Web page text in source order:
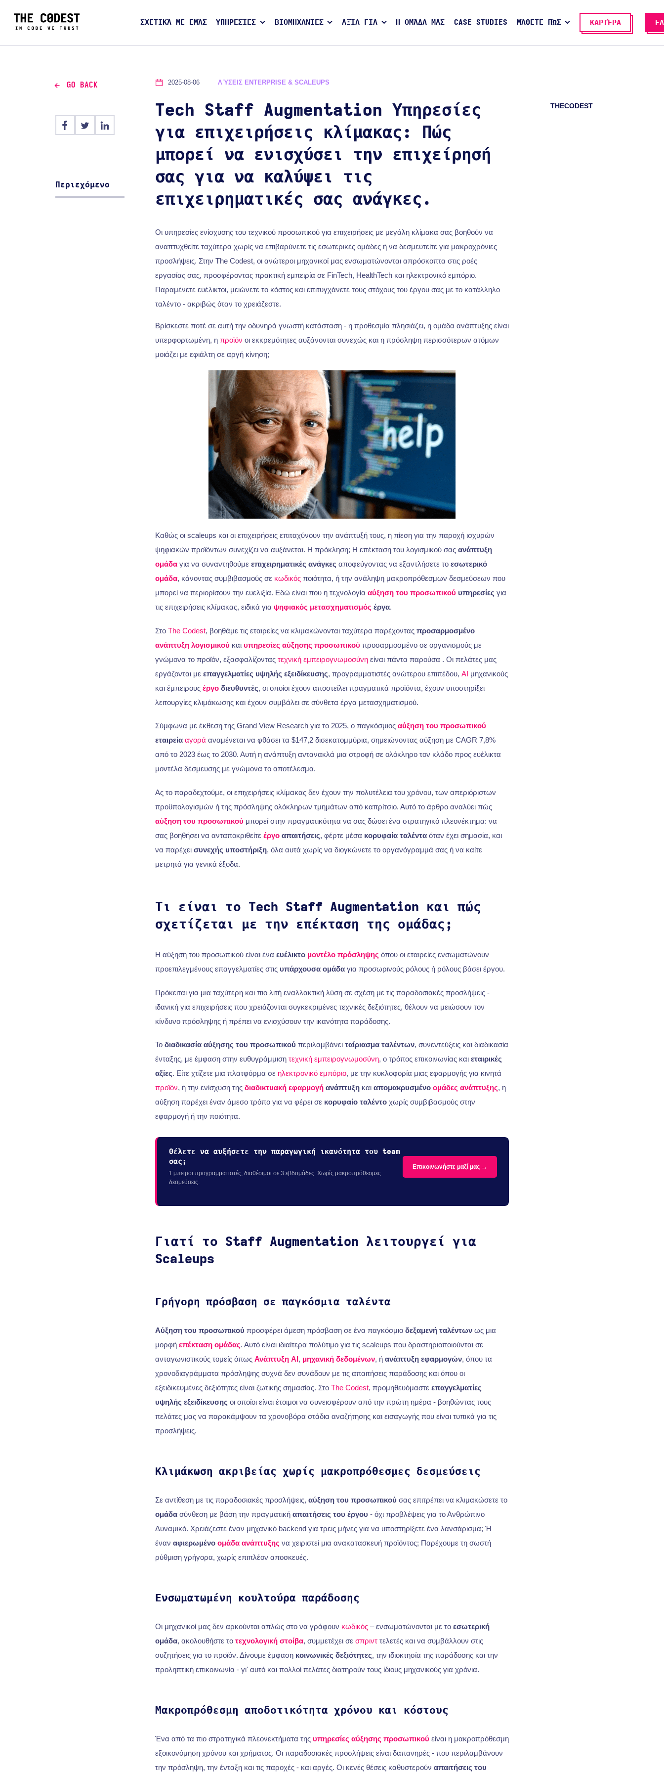
ΣΧΕΤΙΚΆ ΜΕ ΕΜΆΣ ΥΠΗΡΕΣΊΕΣ ΒΙΟΜΗΧΑΝΊΕΣ ΑΞΊΑ ΓΙΑ Η ΟΜΆΔΑ ΜΑΣ CASE STUDIES ΜΆΘΕΤΕ ΠΏΣ ΚΑΡΙΈΡΑ
GO BACK
Περιεχόμενο
2025-08-06 ΛΎΣΕΙΣ ENTERPRISE & SCALEUPS
Tech Staff Augmentation Υπηρεσίες
για επιχειρήσεις κλίμακας: Πώς
μπορεί να ενισχύσει την επιχείρησή
σας για να καλύψει τις
επιχειρηματικές σας ανάγκες.
THECODEST
Οι υπηρεσίες ενίσχυσης του τεχνικού προσωπικού για επιχειρήσεις με μεγάλη κλίμακα σας βοηθούν να
αναπτυχθείτε ταχύτερα χωρίς να επιβαρύνετε τις εσωτερικές ομάδες ή να δεσμευτείτε για μακροχρόνιες
προσλήψεις. Στην The Codest, οι ανώτεροι μηχανικοί μας ενσωματώνονται απρόσκοπτα στις ροές
εργασίας σας, προσφέροντας πρακτική εμπειρία σε FinTech, HealthTech και ηλεκτρονικό εμπόριο.
Παραμένετε ευέλικτοι, μειώνετε το κόστος και επιτυγχάνετε τους στόχους του έργου σας με το κατάλληλο
ταλέντο - ακριβώς όταν το χρειάζεστε.
Βρίσκεστε ποτέ σε αυτή την οδυνηρά γνωστή κατάσταση - η προθεσμία πλησιάζει, η ομάδα ανάπτυξης είναι
υπερφορτωμένη, η προϊόν οι εκκρεμότητες αυξάνονται συνεχώς και η πρόσληψη περισσότερων ατόμων
μοιάζει με εφιάλτη σε αργή κίνηση;
Καθώς οι scaleups και οι επιχειρήσεις επιταχύνουν την ανάπτυξή τους, η πίεση για την παροχή ισχυρών
ψηφιακών προϊόντων συνεχίζει να αυξάνεται. Η πρόκληση; Η επέκταση του λογισμικού σας ανάπτυξη
ομάδαγια να συναντηθούμε επιχειρηματικές ανάγκες αποφεύγοντας να εξαντλήσετε το εσωτερικό
ομάδα, κάνοντας συμβιβασμούς σε κωδικόςποιότητα, ή την ανάληψη μακροπρόθεσμων δεσμεύσεων που
μπορεί να περιορίσουν την ευελιξία. Εδώ είναι που η τεχνολογία αύξηση του προσωπικού υπηρεσίες για
τις επιχειρήσεις κλίμακας, ειδικά για ψηφιακός μετασχηματισμός έργα.
Στο The Codest, βοηθάμε τις εταιρείες να κλιμακώνονται ταχύτερα παρέχοντας προσαρμοσμένο
ανάπτυξη λογισμικού και υπηρεσίες αύξησης προσωπικού προσαρμοσμένο σε οργανισμούς με
γνώμονα το προϊόν, εξασφαλίζοντας τεχνική εμπειρογνωμοσύνηείναι πάντα παρούσα . Οι πελάτες μας
εργάζονται με επαγγελματίες υψηλής εξειδίκευσης, προγραμματιστές ανώτερου επιπέδου, AI μηχανικούς
και έμπειρους έργοδιευθυντές, οι οποίοι έχουν αποστείλει πραγματικά προϊόντα, έχουν υποστηρίξει
λειτουργίες κλιμάκωσης και έχουν συμβάλει σε σύνθετα έργα μετασχηματισμού.
Σύμφωνα με έκθεση της Grand View Research για το 2025, ο παγκόσμιος αύξηση του προσωπικού
εταιρεία αγορά αναμένεται να φθάσει τα $147,2 δισεκατομμύρια, σημειώνοντας αύξηση με CAGR 7,8%
από το 2023 έως το 2030. Αυτή η ανάπτυξη αντανακλά μια στροφή σε ολόκληρο τον κλάδο προς ευέλικτα
μοντέλα δέσμευσης με γνώμονα το αποτέλεσμα.
Ας το παραδεχτούμε, οι επιχειρήσεις κλίμακας δεν έχουν την πολυτέλεια του χρόνου, των απεριόριστων
προϋπολογισμών ή της πρόσληψης ολόκληρων τμημάτων από καπρίτσιο. Αυτό το άρθρο αναλύει πώς
αύξηση του προσωπικού μπορεί στην πραγματικότητα να σας δώσει ένα στρατηγικό πλεονέκτημα: να
σας βοηθήσει να ανταποκριθείτε έργοαπαιτήσεις, φέρτε μέσα κορυφαία ταλένταόταν έχει σημασία, και
να παρέχει συνεχής υποστήριξη, όλα αυτά χωρίς να διογκώνετε το οργανόγραμμά σας ή να καίτε
μετρητά για γενικά έξοδα.
Τι είναι το Tech Staff Augmentation και πώς
σχετίζεται με την επέκταση της ομάδας;
Η αύξηση του προσωπικού είναι ένα ευέλικτο μοντέλο πρόσληψης όπου οι εταιρείες ενσωματώνουν
προεπιλεγμένους επαγγελματίες στις υπάρχουσα ομάδαγια προσωρινούς ρόλους ή ρόλους βάσει έργου.
Πρόκειται για μια ταχύτερη και πιο λιτή εναλλακτική λύση σε σχέση με τις παραδοσιακές προσλήψεις -
ιδανική για επιχειρήσεις που χρειάζονται συγκεκριμένες τεχνικές δεξιότητες, θέλουν να μειώσουν τον
κίνδυνο πρόσληψης ή πρέπει να ενισχύσουν την ικανότητα παράδοσης.
Το διαδικασία αύξησης του προσωπικού περιλαμβάνει ταίριασμα ταλέντων, συνεντεύξεις και διαδικασία
ένταξης, με έμφαση στην ευθυγράμμιση τεχνική εμπειρογνωμοσύνη, ο τρόπος επικοινωνίας και εταιρικές
αξίες. Είτε χτίζετε μια πλατφόρμα σε ηλεκτρονικό εμπόριο, με την κυκλοφορία μιας εφαρμογής για κινητά
προϊόν, ή την ενίσχυση της διαδικτυακή εφαρμογήανάπτυξηκαι απομακρυσμένο ομάδες ανάπτυξης, η
αύξηση παρέχει έναν άμεσο τρόπο για να φέρει σε κορυφαίο ταλέντοχωρίς συμβιβασμούς στην
εφαρμογή ή την ποιότητα.
Θέλετε να αυξήσετε την παραγωγική ικανότητα του team
σας;
Έμπειροι προγραμματιστές, διαθέσιμοι σε 3 εβδομάδες. Χωρίς μακροπρόθεσμες
δεσμεύσεις.
Επικοινωνήστε μαζί μας →
Γιατί το Staff Augmentation λειτουργεί για
Scaleups
Γρήγορη πρόσβαση σε παγκόσμια ταλέντα
Αύξηση του προσωπικού προσφέρει άμεση πρόσβαση σε ένα παγκόσμιο δεξαμενή ταλέντωνως μια
μορφή επέκταση ομάδας. Αυτό είναι ιδιαίτερα πολύτιμο για τις scaleups που δραστηριοποιούνται σε
ανταγωνιστικούς τομείς όπως Ανάπτυξη AI, μηχανική δεδομένων, ή ανάπτυξη εφαρμογών, όπου τα
χρονοδιαγράμματα πρόσληψης συχνά δεν συνάδουν με τις απαιτήσεις παράδοσης και όπου οι
εξειδικευμένες δεξιότητες είναι ζωτικής σημασίας. Στο The Codest, προμηθευόμαστε επαγγελματίες
υψηλής εξειδίκευσης οι οποίοι είναι έτοιμοι να συνεισφέρουν από την πρώτη ημέρα - βοηθώντας τους
πελάτες μας να παρακάμψουν τα χρονοβόρα στάδια αναζήτησης και εισαγωγής που είναι τυπικά για τις
προσλήψεις.
Κλιμάκωση ακριβείας χωρίς μακροπρόθεσμες δεσμεύσεις
Σε αντίθεση με τις παραδοσιακές προσλήψεις, αύξηση του προσωπικού σας επιτρέπει να κλιμακώσετε το
ομάδασύνθεση με βάση την πραγματική απαιτήσεις του έργου - όχι προβλέψεις για το Ανθρώπινο
Δυναμικό. Χρειάζεστε έναν μηχανικό backend για τρεις μήνες για να υποστηρίξετε ένα λανσάρισμα; Ή
έναν αφιερωμένο ομάδα ανάπτυξης να χειριστεί μια ανακατασκευή προϊόντος; Παρέχουμε τη σωστή
ρύθμιση γρήγορα, χωρίς επιπλέον αποσκευές.
Ενσωματωμένη κουλτούρα παράδοσης
Οι μηχανικοί μας δεν αρκούνται απλώς στο να γράφουν κωδικός– ενσωματώνονται με το εσωτερική
ομάδα, ακολουθήστε το τεχνολογική στοίβα, συμμετέχει σε σπρινττελετές και να συμβάλλουν στις
συζητήσεις για το προϊόν. Δίνουμε έμφαση κοινωνικές δεξιότητες, την ιδιοκτησία της παράδοσης και την
προληπτική επικοινωνία - γι' αυτό και πολλοί πελάτες διατηρούν τους ίδιους μηχανικούς για χρόνια.
Μακροπρόθεσμη αποδοτικότητα χρόνου και κόστους
Ένα από τα πιο στρατηγικά πλεονεκτήματα της υπηρεσίες αύξησης προσωπικού είναι η μακροπρόθεσμη
εξοικονόμηση χρόνου και χρήματος. Οι παραδοσιακές προσλήψεις είναι δαπανηρές - που περιλαμβάνουν
την πρόσληψη, την ένταξη και τις παροχές - και αργές. Οι κενές θέσεις καθυστερούν απαιτήσεις του